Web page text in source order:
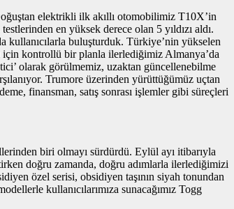
elektrikli ilk akıllı otomobilimiz T10X’in
en yüksek derece olan 5 yıldızı aldı.
buluşturduk. Türkiye’nin yükselen
için kontrollü bir planla ilerlediğimiz Almanya’da
olarak görülmemiz, uzaktan güncellenebilme
Trumore üzerinden yürüttüğümüz uçtan
finansman, satış sonrası işlemler gibi süreçleri
biri olmayı sürdürdü. Eylül ayı itibarıyla
doğru zamanda, doğru adımlarla ilerlediğimizi
özel serisi, obsidiyen taşının siyah tonundan
kullanıcılarımıza sunacağımız Togg